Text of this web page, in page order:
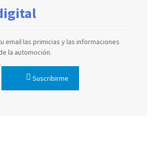
email las primicias y las informaciones
la automoción.
Suscribirme